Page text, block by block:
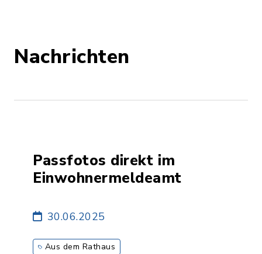
Nachrichten
Passfotos direkt im
Einwohnermeldeamt
30.06.2025
Aus dem Rathaus